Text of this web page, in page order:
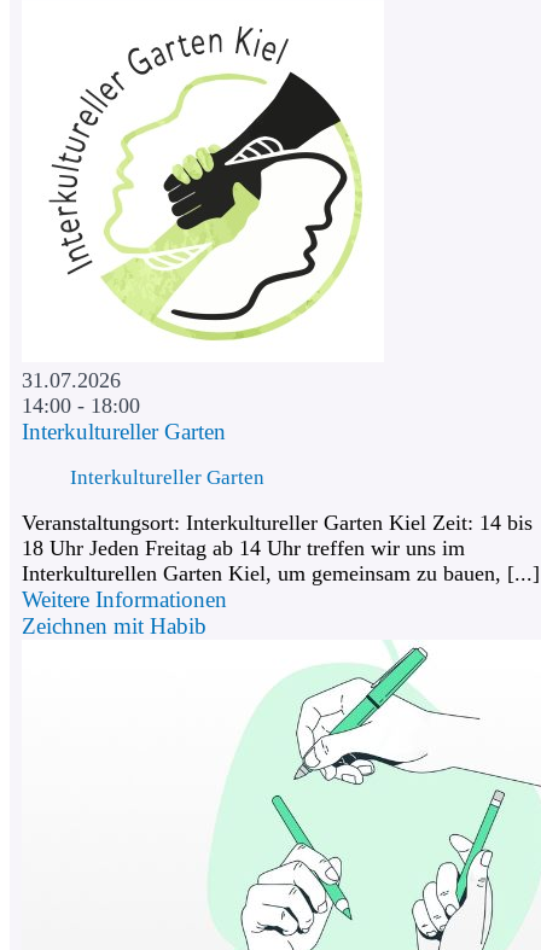
31.07.2026
14:00 - 18:00
Interkultureller Garten
Interkultureller Garten
Veranstaltungsort: Interkultureller Garten Kiel Zeit: 14 bis
18 Uhr Jeden Freitag ab 14 Uhr treffen wir uns im
Interkulturellen Garten Kiel, um gemeinsam zu bauen, [...]
Weitere Informationen
Zeichnen mit Habib